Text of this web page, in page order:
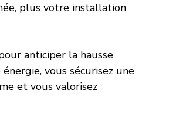
plus votre installation
anticiper la hausse
vous sécurisez une
et vous valorisez